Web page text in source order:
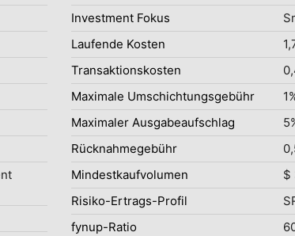
Investment Fokus
Laufende Kosten
Transaktionskosten
Maximale Umschichtungsgebühr
Maximaler Ausgabeaufschlag
Rücknahmegebühr
Mindestkaufvolumen
$
Risiko-Ertrags-Profil
fynup-Ratio